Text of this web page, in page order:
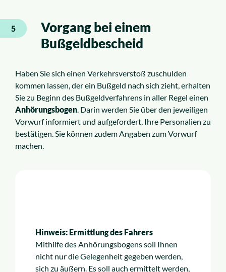
5
Vorgang bei einem
Bußgeldbescheid
Haben Sie sich einen Verkehrsverstoß zuschulden
kommen lassen, der ein Bußgeld nach sich zieht, erhalten
Sie zu Beginn des Bußgeldverfahrens in aller Regel einen
Anhörungsbogen. Darin werden Sie über den jeweiligen
Vorwurf informiert und aufgefordert, Ihre Personalien zu
bestätigen. Sie können zudem Angaben zum Vorwurf
machen.
Hinweis: Ermittlung des Fahrers
Mithilfe des Anhörungsbogens soll Ihnen
nicht nur die Gelegenheit gegeben werden,
sich zu äußern. Es soll auch ermittelt werden,